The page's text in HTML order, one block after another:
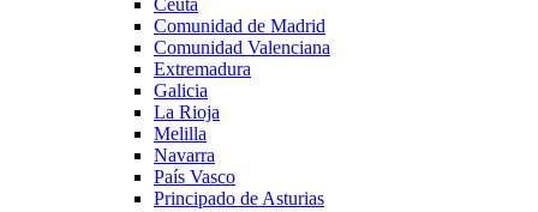
Comunidad de Madrid
Comunidad Valenciana
Extremadura
Galicia
La Rioja
Melilla
Navarra
País Vasco
Principado de Asturias